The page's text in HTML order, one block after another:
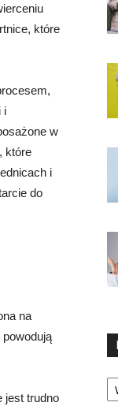
które
i
w
które
i
do
na
jest trudno